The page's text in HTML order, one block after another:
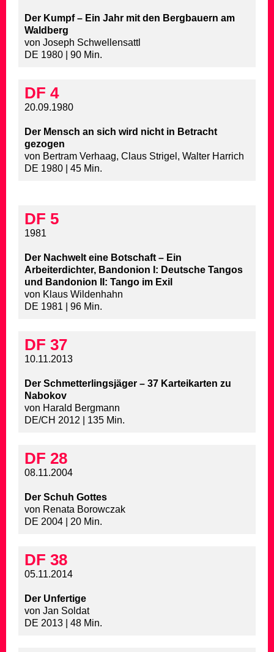
Der Kumpf – Ein Jahr mit den Bergbauern am
Waldberg
von Joseph Schwellensattl
DE 1980 | 90 Min.
DF 4
20.09.1980
Der Mensch an sich wird nicht in Betracht
gezogen
von Bertram Verhaag, Claus Strigel, Walter Harrich
DE 1980 | 45 Min.
DF 5
1981
Der Nachwelt eine Botschaft – Ein
Arbeiterdichter, Bandonion I: Deutsche Tangos
und Bandonion II: Tango im Exil
von Klaus Wildenhahn
DE 1981 | 96 Min.
DF 37
10.11.2013
Der Schmetterlingsjäger – 37 Karteikarten zu
Nabokov
von Harald Bergmann
DE/CH 2012 | 135 Min.
DF 28
08.11.2004
Der Schuh Gottes
von Renata Borowczak
DE 2004 | 20 Min.
DF 38
05.11.2014
Der Unfertige
von Jan Soldat
DE 2013 | 48 Min.